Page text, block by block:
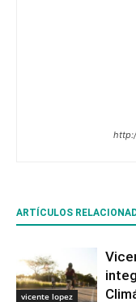
ARTÍCULOS
vicente lopez